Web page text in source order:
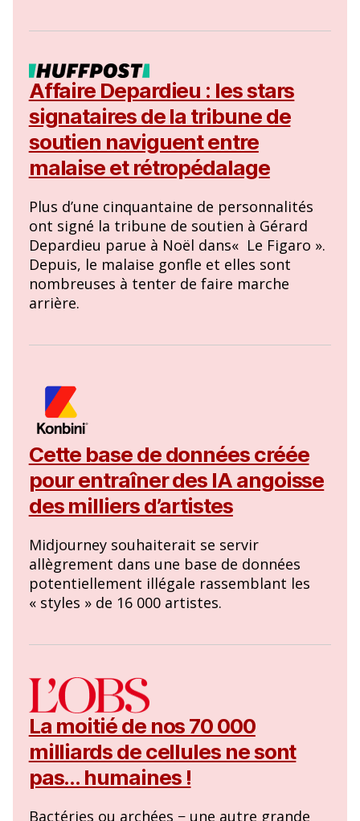
Affaire Depardieu : les stars
signataires de la tribune de
soutien naviguent entre
malaise et rétropédalage
Plus d’une cinquantaine de personnalités
ont signé la tribune de soutien à Gérard
Depardieu parue à Noël dans« Le Figaro ».
Depuis, le malaise gonfle et elles sont
nombreuses à tenter de faire marche
arrière.
Cette base de données créée
pour entraîner des IA angoisse
des milliers d’artistes
Midjourney souhaiterait se servir
allègrement dans une base de données
potentiellement illégale rassemblant les
« styles » de 16 000 artistes.
La moitié de nos 70 000
milliards de cellules ne sont
pas… humaines !
Bactéries ou archées − une autre grande